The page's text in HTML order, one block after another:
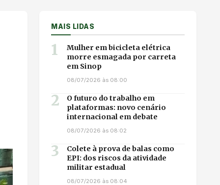
MAIS LIDAS
1
Mulher em bicicleta elétrica
morre esmagada por carreta
em Sinop
08/07/2026 às 08:00
2
O futuro do trabalho em
plataformas: novo cenário
internacional em debate
08/07/2026 às 08:02
3
Colete à prova de balas como
EPI: dos riscos da atividade
militar estadual
08/07/2026 às 08:04